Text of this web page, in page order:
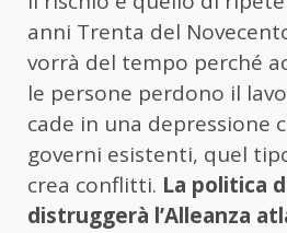
anni Trenta del
vorrà del tempo perché
le persone perdono il
cade in una depressione
governi esistenti, quel
crea conflitti. La politica
distruggerà l’Alleanza